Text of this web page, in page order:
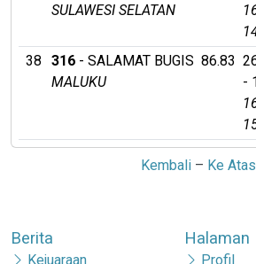
SULAWESI SELATAN
38
316 - SALAMAT BUGIS
MALUKU
86.83
-
Kembali – Ke Atas
Berita
Kejuaraan
Halaman
Profil